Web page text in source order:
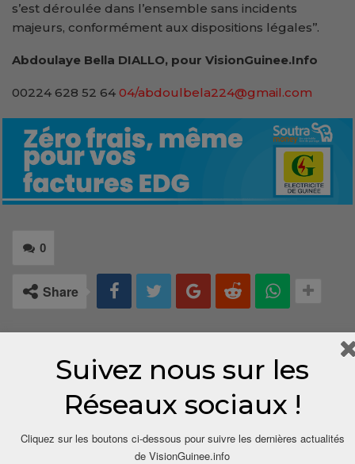
s’est déroulée dans l’ensemble sans incidents
majeurs, conformément aux dispositions légales’’.
Abdoulaye Bella DIALLO, pour VisionGuinee.Info
00224 628 52 64 04/abdoulbela224@gmail.com
0
Share
LAISSER UN COMMENTAIRE
Suivez nous sur les
Réseaux sociaux !
Cliquez sur les boutons ci-dessous pour suivre les dernières actualités
de VisionGuinee.info